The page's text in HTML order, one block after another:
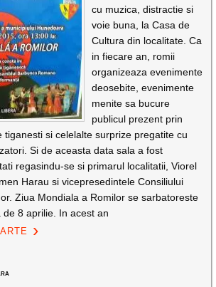
cu muzica, distractie si
voie buna, la Casa de
Cultura din localitate. Ca
in fiecare an, romii
organizeaza evenimente
deosebite, evenimente
menite sa bucure
publicul prezent prin
tiganesti si celelalte surprize pregatite cu
Si de aceasta data sala a fost
regasindu-se si primarul localitatii, Viorel
Harau si vicepresedintele Consiliului
Ziua Mondiala a Romilor se sarbatoreste
8 aprilie. In acest an